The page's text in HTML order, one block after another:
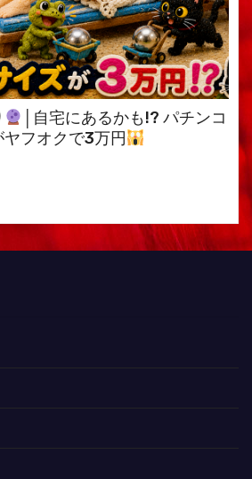
│自宅にあるかも!? パチンコ
フオクで3万円